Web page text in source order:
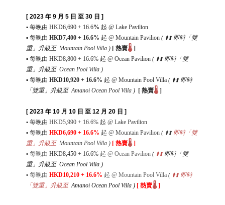
[ 2023 年 9 月 5 日 至 30 日 ]
▪每晚由 HKD6,690 + 16.6% 起 @ Lake Pavilion
▪每晚由 HKD7,400 + 16.6% 起 @ Mountain Pavilion( ⬆️⬆️ 即時「雙
重」升級至Mountain Pool Villa ) [熱賣🌡️]
▪每晚由 HKD8,800 + 16.6% 起 @ Ocean Pavilion( ⬆️⬆️ 即時「雙
重」升級至Ocean Pool Villa )
▪每晚由 HKD10,920 + 16.6% 起 @ Mountain Pool Villa ( ⬆️⬆️ 即時
「雙重」升級至Amanoi Ocean Pool Villa ) [熱賣🌡️]
[ 2023 年 10 月 10 日 至 12 月 20 日 ]
▪每晚由 HKD5,990 + 16.6% 起 @ Lake Pavilion
▪每晚由 HKD6,690 + 16.6% 起 @ Mountain Pavilion( ⬆️⬆️即時「雙
重」升級至Mountain Pool Villa ) [熱賣🌡️]
▪每晚由 HKD8,450 + 16.6% 起 @ Ocean Pavilion( ⬆️⬆️ 即時「雙
重」升級至 Ocean Pool Villa )
▪每晚由 HKD10,210 + 16.6% 起 @ Mountain Pool Villa ( ⬆️⬆️ 即時
「雙重」升級至 Amanoi Ocean Pool Villa ) [熱賣🌡️]